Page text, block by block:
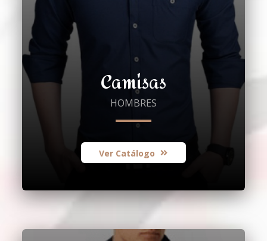
Camisas
HOMBRES
Ver Catálogo